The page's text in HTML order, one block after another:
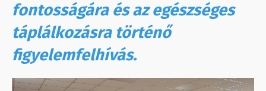
fontosságára és az egészséges
táplálkozásra történő
figyelemfelhívás.